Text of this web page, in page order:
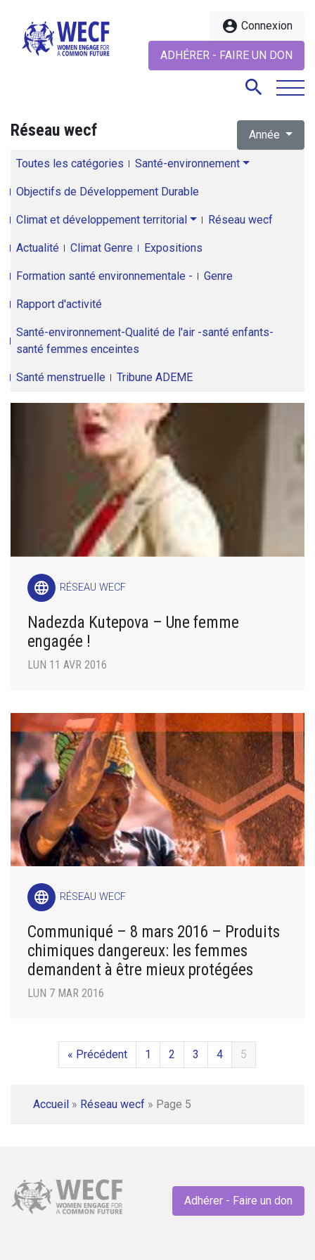
account_circle Connexion
ADHÉRER - FAIRE UN DON
search
Réseau wecf Année
Toutes les catégories Santé-environnement
Objectifs de Développement Durable
Climat et développement territorial Réseau wecf
Actualité Climat Genre Expositions
Formation santé environnementale - Genre
Rapport d'activité
Santé-environnement-Qualité de l'air -santé enfants-
santé femmes enceintes
Santé menstruelle Tribune ADEME
language RÉSEAU WECF
Nadezda Kutepova – Une femme
engagée !
LUN 11 AVR 2016
language RÉSEAU WECF
Communiqué – 8 mars 2016 – Produits
chimiques dangereux: les femmes
demandent à être mieux protégées
LUN 7 MAR 2016
« Précédent 1 2 3 4 5
Accueil » Réseau wecf » Page 5
Adhérer - Faire un don